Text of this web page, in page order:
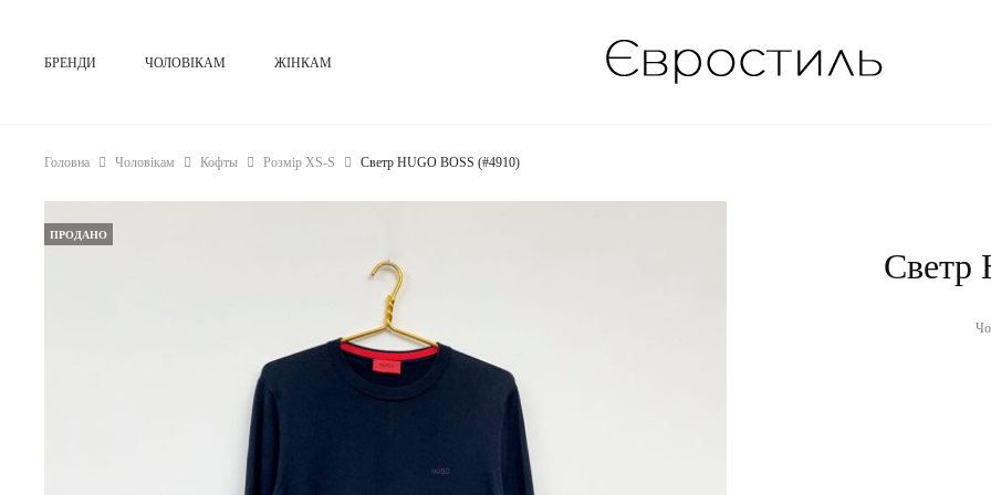
БРЕНДИ ЧОЛОВІКАМ ЖІНКАМ
Головна Чоловікам Кофты Розмір XS-S Светр HUGO BOSS (#4910)
ПРОДАНО
Светр